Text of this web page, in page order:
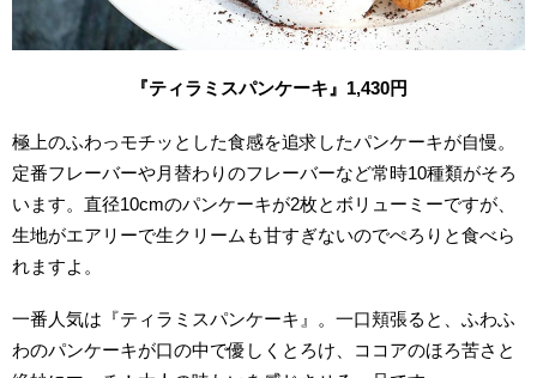
『ティラミスパンケーキ』1,430円
極上のふわっモチッとした食感を追求したパンケーキが自慢。
定番フレーバーや月替わりのフレーバーなど常時10種類がそろ
います。直径10cmのパンケーキが2枚とボリューミーですが、
生地がエアリーで生クリームも甘すぎないのでぺろりと食べら
れますよ。
一番人気は『ティラミスパンケーキ』。一口頬張ると、ふわふ
わのパンケーキが口の中で優しくとろけ、ココアのほろ苦さと